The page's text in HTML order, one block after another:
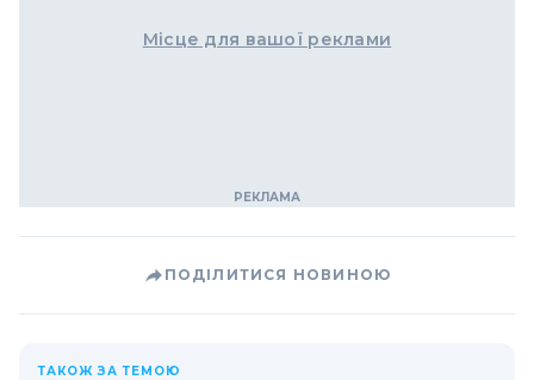
Місце для вашої реклами
ПОДІЛИТИСЯ НОВИНОЮ
ТАКОЖ ЗА ТЕМОЮ